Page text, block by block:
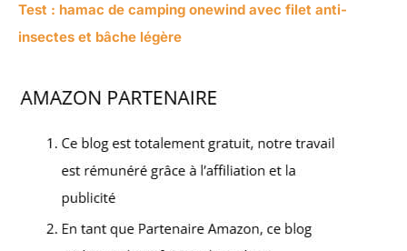
Test : hamac de camping onewind avec filet anti-
insectes et bâche légère